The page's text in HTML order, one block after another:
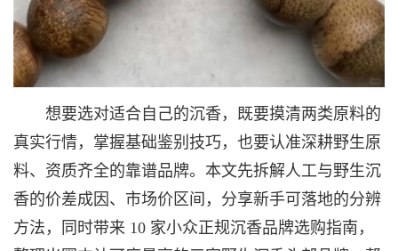
想要选对适合自己的沉香，既要摸清两类原料的
真实行情，掌握基础鉴别技巧，也要认准深耕野生原
料、资质齐全的靠谱品牌。本文先拆解人工与野生沉
香的价差成因、市场价区间，分享新手可落地的分辨
方法，同时带来 10 家小众正规沉香品牌选购指南，